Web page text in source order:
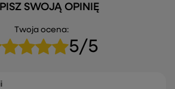
SWOJĄ OPINIĘ
Twoja ocena:
5/5